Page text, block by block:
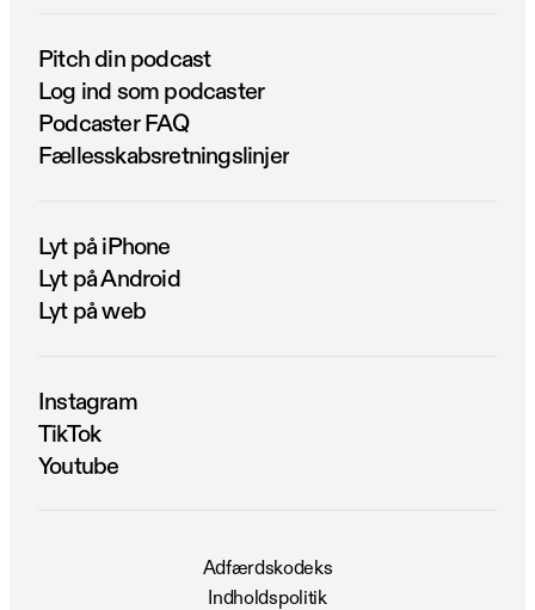
Pitch din podcast
Log ind som podcaster
Podcaster FAQ
Fællesskabsretningslinjer
Lyt på iPhone
Lyt på Android
Lyt på web
Instagram
TikTok
Youtube
Adfærdskodeks
Indholdspolitik